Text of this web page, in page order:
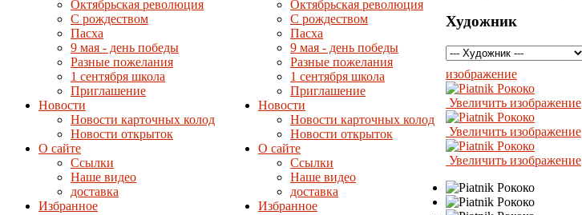
Октябрьская революция
С рождеством
Пасха
9 мая - день победы
Разные пожелания
1 сентября школа
Приглашение
Новости
Новости карточных колод
Новости открыток
О сайте
Ссылки
Наше видео
доставка
Избранное
Октябрьская революция
С рождеством
Пасха
9 мая - день победы
Разные пожелания
1 сентября школа
Приглашение
Новости
Новости карточных колод
Новости открыток
О сайте
Ссылки
Наше видео
доставка
Избранное
Художник
изображение
Увеличить изображение
Увеличить изображение
Увеличить изображение